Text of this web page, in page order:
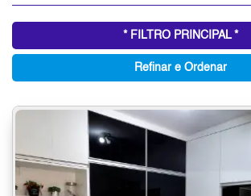
* FILTRO PRINCIPAL *
Refinar e Ordenar